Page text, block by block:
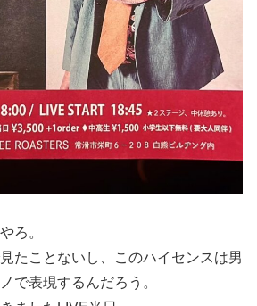
ろ。
たことないし、このハイセンスは男
で表現するんだろう。